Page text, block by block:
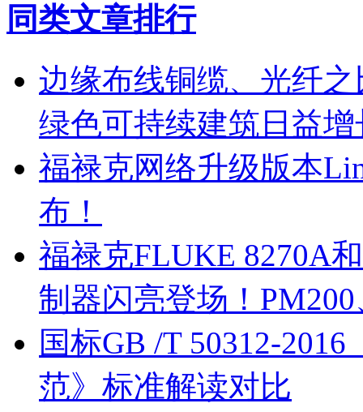
同类文章排行
边缘布线铜缆、光纤
绿色可持续建筑日益
福禄克网络升级版本
布！
福禄克FLUKE 8270A
制器闪亮登场！
国标GB /T 50312-
范》标准解读对比